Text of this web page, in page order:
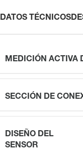
DATOS TÉCNICOS
MEDICIÓN ACTIVA
SECCIÓN DE
DISEÑO DEL
SENSOR